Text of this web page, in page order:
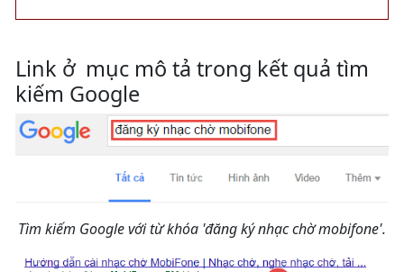
Link ở mục mô tả trong kết quả tìm
kiếm Google
Tìm kiếm Google với từ khóa 'đăng ký nhạc chờ mobifone'.